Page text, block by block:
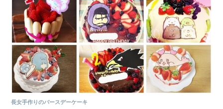
長女手作りのバースデーケーキ